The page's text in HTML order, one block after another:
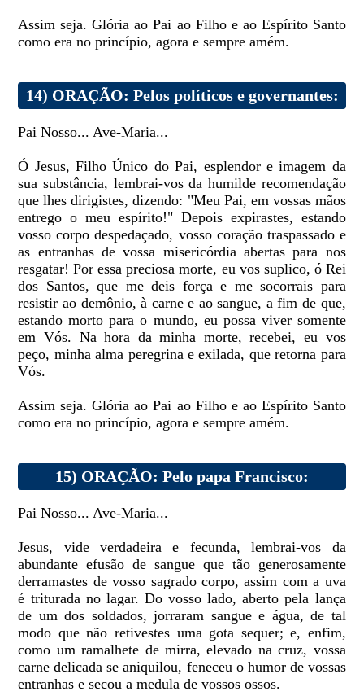
Assim seja. Glória ao Pai ao Filho e ao Espírito Santo
como era no princípio, agora e sempre amém.
14) ORAÇÃO: Pelos políticos e governantes:
Pai Nosso... Ave-Maria...
Ó Jesus, Filho Único do Pai, esplendor e imagem da
sua substância, lembrai-vos da humilde recomendação
que lhes dirigistes, dizendo: "Meu Pai, em vossas mãos
entrego o meu espírito!" Depois expirastes, estando
vosso corpo despedaçado, vosso coração traspassado e
as entranhas de vossa misericórdia abertas para nos
resgatar! Por essa preciosa morte, eu vos suplico, ó Rei
dos Santos, que me deis força e me socorrais para
resistir ao demônio, à carne e ao sangue, a fim de que,
estando morto para o mundo, eu possa viver somente
em Vós. Na hora da minha morte, recebei, eu vos
peço, minha alma peregrina e exilada, que retorna para
Vós.
Assim seja. Glória ao Pai ao Filho e ao Espírito Santo
como era no princípio, agora e sempre amém.
15) ORAÇÃO: Pelo papa Francisco:
Pai Nosso... Ave-Maria...
Jesus, vide verdadeira e fecunda, lembrai-vos da
abundante efusão de sangue que tão generosamente
derramastes de vosso sagrado corpo, assim com a uva
é triturada no lagar. Do vosso lado, aberto pela lança
de um dos soldados, jorraram sangue e água, de tal
modo que não retivestes uma gota sequer; e, enfim,
como um ramalhete de mirra, elevado na cruz, vossa
carne delicada se aniquilou, feneceu o humor de vossas
entranhas e secou a medula de vossos ossos.